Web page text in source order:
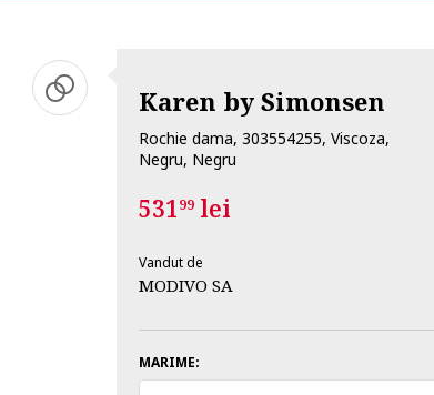
Karen by Simonsen
Rochie dama, 303554255, Viscoza,
Negru, Negru
53199lei
Vandut de
MODIVO SA
MARIME: